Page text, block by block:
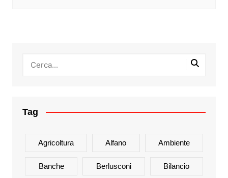
Tag
Agricoltura Alfano Ambiente
Banche Berlusconi Bilancio